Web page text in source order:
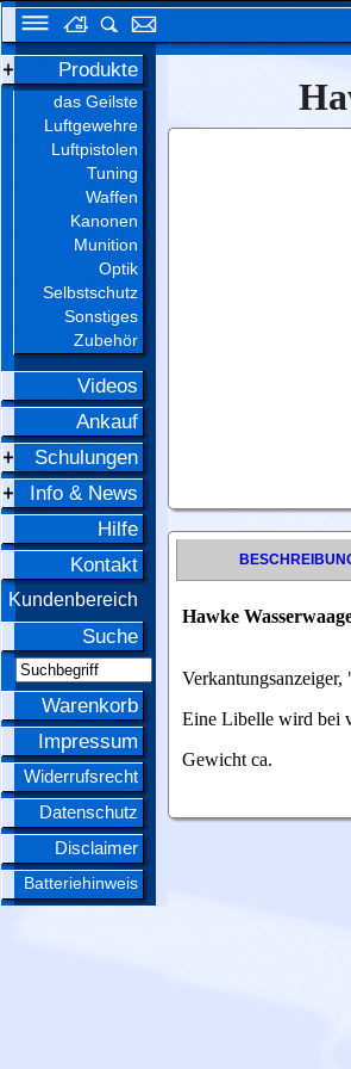
Produkte
das Geilste
Luftgewehre
Luftpistolen
Tuning
Waffen
Kanonen
Munition
Optik
Selbstschutz
Sonstiges
Zubehör
Videos
Ankauf
Schulungen
Info & News
Hilfe
Kontakt
Kundenbereich
Suche
Warenkorb
Impressum
Widerrufsrecht
Datenschutz
Disclaimer
Batteriehinweis
Hawke
Eine Libelle wird bei
Gewicht ca.